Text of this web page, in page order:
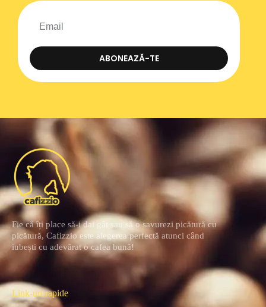
ABONEAZĂ-TE
Fie că îți place să-i dai gât sau să o savurezi picătură cu
picătură, Cafizzio este alegerea perfectă atunci când
iubești cu adevărat o cafea bună!
Link-uri rapide